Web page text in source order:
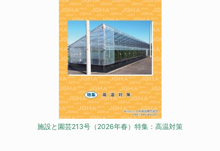
施設と園芸213号（2026年春）特集：高温対策